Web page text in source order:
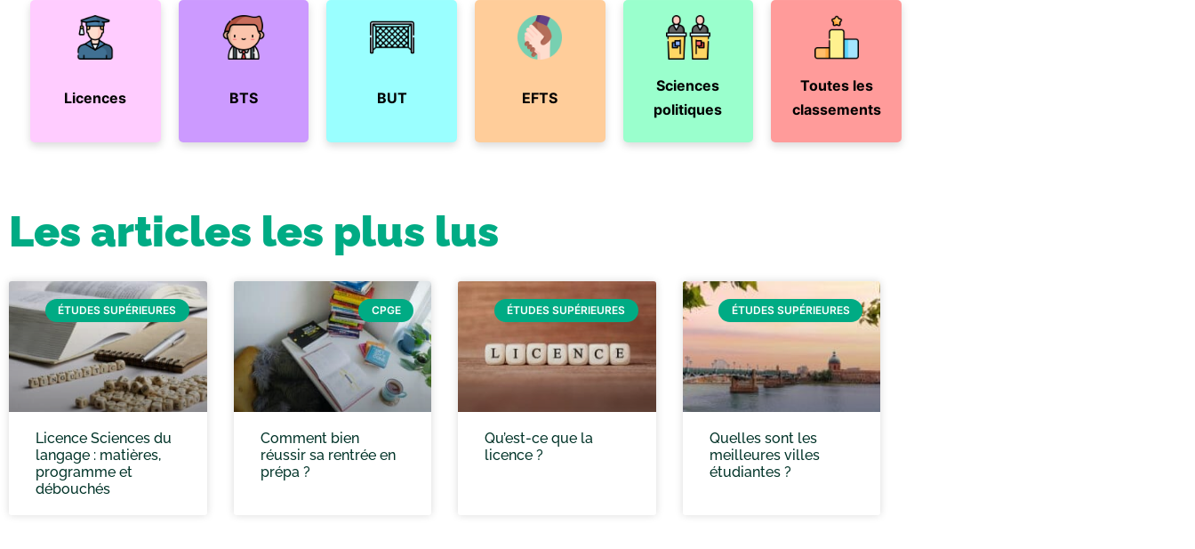
Licences BTS BUT EFTS
Sciences
politiques
Toutes les
classements
Les articles les plus lus
ÉTUDES SUPÉRIEURES
Licence Sciences du
langage : matières,
programme et
débouchés
CPGE
Comment bien
réussir sa rentrée en
prépa ?
ÉTUDES SUPÉRIEURES
Qu’est-ce que la
licence ?
ÉTUDES SUPÉRIEURES
Quelles sont les
meilleures villes
étudiantes ?